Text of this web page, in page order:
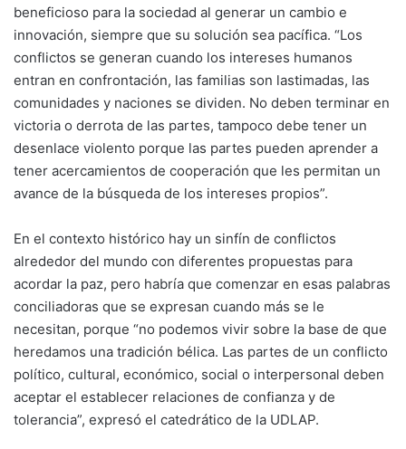
beneficioso para la sociedad al generar un cambio e
innovación, siempre que su solución sea pacífica. “Los
conflictos se generan cuando los intereses humanos
entran en confrontación, las familias son lastimadas, las
comunidades y naciones se dividen. No deben terminar en
victoria o derrota de las partes, tampoco debe tener un
desenlace violento porque las partes pueden aprender a
tener acercamientos de cooperación que les permitan un
avance de la búsqueda de los intereses propios”.
En el contexto histórico hay un sinfín de conflictos
alrededor del mundo con diferentes propuestas para
acordar la paz, pero habría que comenzar en esas palabras
conciliadoras que se expresan cuando más se le
necesitan, porque “no podemos vivir sobre la base de que
heredamos una tradición bélica. Las partes de un conflicto
político, cultural, económico, social o interpersonal deben
aceptar el establecer relaciones de confianza y de
tolerancia”, expresó el catedrático de la UDLAP.